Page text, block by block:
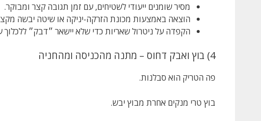
מסיר שומנים ייעודי לשטיחים, עם זמן תגובה קצר ומבוקר.
הוצאה באמצעות מכונת הזרקה-יניקה או שיטה יבשה
הקפדה על ניטרול שאריות כדי שלא יישאר ״דבק״ ללכלוך
4) בוץ ואבק דחוס – מתנה מהכניסה ומהחניה
פה הטריק הוא סבלנות.
בוץ טרי מנקים אחרת מבוץ יבש.